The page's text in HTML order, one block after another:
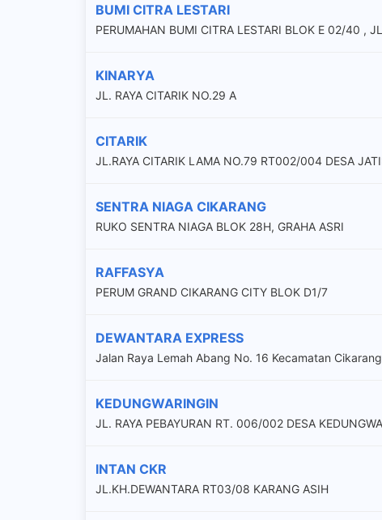
BUMI CITRA LESTARI
PERUMAHAN BUMI CITRA LESTARI BLOK E 02/40 ,
KINARYA
JL. RAYA CITARIK NO.29 A
CITARIK
JL.RAYA CITARIK LAMA NO.79 RT002/004 DESA
SENTRA NIAGA CIKARANG
RUKO SENTRA NIAGA BLOK 28H, GRAHA ASRI
RAFFASYA
PERUM GRAND CIKARANG CITY BLOK D1/7
DEWANTARA EXPRESS
Jalan Raya Lemah Abang No. 16 Kecamatan
KEDUNGWARINGIN
JL. RAYA PEBAYURAN RT. 006/002 DESA
INTAN CKR
JL.KH.DEWANTARA RT03/08 KARANG ASIH